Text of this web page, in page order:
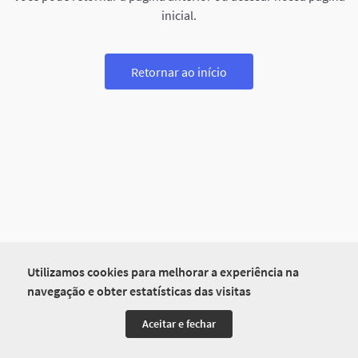
Utilizamos cookies para melhorar a experiência na
navegação e obter estatísticas das visitas
Aceitar e fechar
inicial.
Retornar ao início